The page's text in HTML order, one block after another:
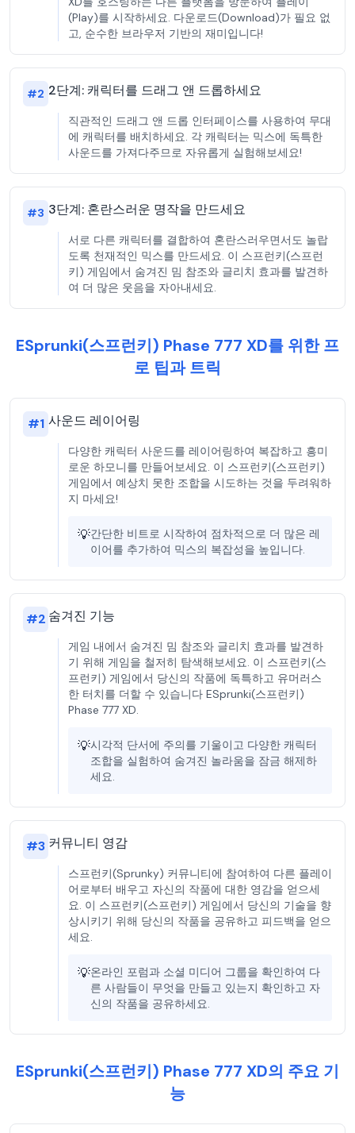
(Play)를 시작하세요. 다운로드(Download)가 필요 없
고, 순수한 브라우저 기반의 재미입니다!
#2 2단계: 캐릭터를 드래그 앤 드롭하세요
직관적인 드래그 앤 드롭 인터페이스를 사용하여 무대
에 캐릭터를 배치하세요. 각 캐릭터는 믹스에 독특한
사운드를 가져다주므로 자유롭게 실험해보세요!
#3 3단계: 혼란스러운 명작을 만드세요
서로 다른 캐릭터를 결합하여 혼란스러우면서도 놀랍
도록 천재적인 믹스를 만드세요. 이 스프런키(스프런
키) 게임에서 숨겨진 밈 참조와 글리치 효과를 발견하
여 더 많은 웃음을 자아내세요.
ESprunki(스프런키) Phase 777 XD를 위한 프
로 팁과 트릭
#1 사운드 레이어링
다양한 캐릭터 사운드를 레이어링하여 복잡하고 흥미
로운 하모니를 만들어보세요. 이 스프런키(스프런키)
게임에서 예상치 못한 조합을 시도하는 것을 두려워하
지 마세요!
💡간단한 비트로 시작하여 점차적으로 더 많은 레
이어를 추가하여 믹스의 복잡성을 높입니다.
#2 숨겨진 기능
게임 내에서 숨겨진 밈 참조와 글리치 효과를 발견하
기 위해 게임을 철저히 탐색해보세요. 이 스프런키(스
프런키) 게임에서 당신의 작품에 독특하고 유머러스
한 터치를 더할 수 있습니다 ESprunki(스프런키)
Phase 777 XD.
💡시각적 단서에 주의를 기울이고 다양한 캐릭터
조합을 실험하여 숨겨진 놀라움을 잠금 해제하
세요.
#3 커뮤니티 영감
스프런키(Sprunky) 커뮤니티에 참여하여 다른 플레이
어로부터 배우고 자신의 작품에 대한 영감을 얻으세
요. 이 스프런키(스프런키) 게임에서 당신의 기술을 향
상시키기 위해 당신의 작품을 공유하고 피드백을 얻으
세요.
💡온라인 포럼과 소셜 미디어 그룹을 확인하여 다
른 사람들이 무엇을 만들고 있는지 확인하고 자
신의 작품을 공유하세요.
ESprunki(스프런키) Phase 777 XD의 주요 기
능